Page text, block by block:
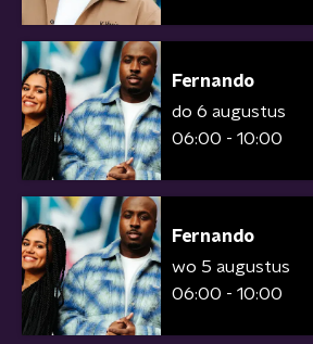
Fernando
do 6 augustus
06:00 - 10:00
Fernando
wo 5 augustus
06:00 - 10:00